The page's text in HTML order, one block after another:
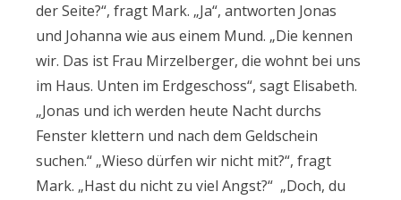
der Seite?“, fragt Mark. „Ja“, antworten Jonas
und Johanna wie aus einem Mund. „Die kennen
wir. Das ist Frau Mirzelberger, die wohnt bei uns
im Haus. Unten im Erdgeschoss“, sagt Elisabeth.
„Jonas und ich werden heute Nacht durchs
Fenster klettern und nach dem Geldschein
suchen.“ „Wieso dürfen wir nicht mit?“, fragt
Mark. „Hast du nicht zu viel Angst?“ „Doch, du